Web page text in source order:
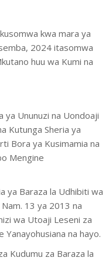
kwa mara ya
2024 itasomwa
huu wa Kumi na
ya Ununuzi na Uondoaji
Kutunga Sheria ya
Bora ya Kusimamia na
Mengine
ya Baraza la Udhibiti wa
13 ya 2013 na
wa Utoaji Leseni za
Yanayohusiana na hayo.
Kudumu za Baraza la